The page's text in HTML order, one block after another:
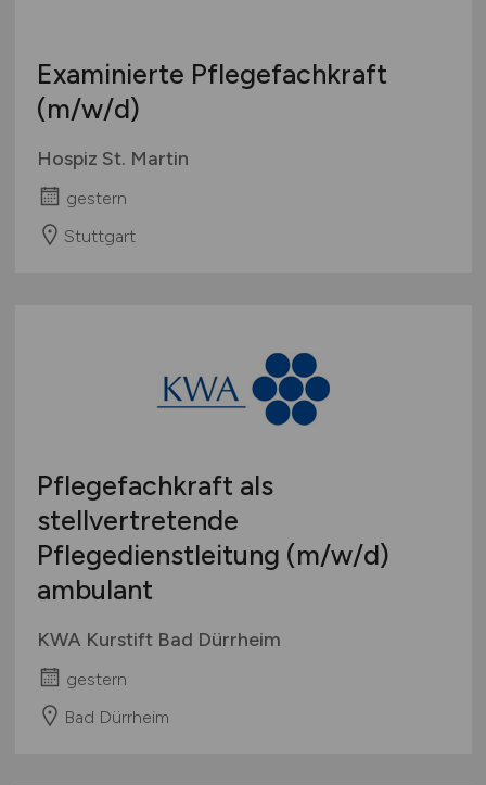
Examinierte Pflegefachkraft
(m/w/d)
Hospiz St. Martin
gestern
Stuttgart
Pflegefachkraft als
stellvertretende
Pflegedienstleitung (m/w/d)
ambulant
KWA Kurstift Bad Dürrheim
gestern
Bad Dürrheim